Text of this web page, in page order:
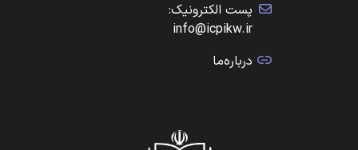
پست الکترونیک:
info@icpikw.ir
درباره‌ما